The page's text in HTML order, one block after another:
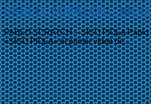
PABLO SCRATCH –
PABLO SCRATCH – SIGO PIOLA
«SIGO PIOLA» el primer vídeo de...